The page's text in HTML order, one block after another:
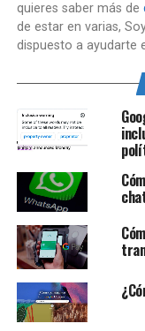
quieres saber más de
de estar en varias,
dispuesto a ayudarte